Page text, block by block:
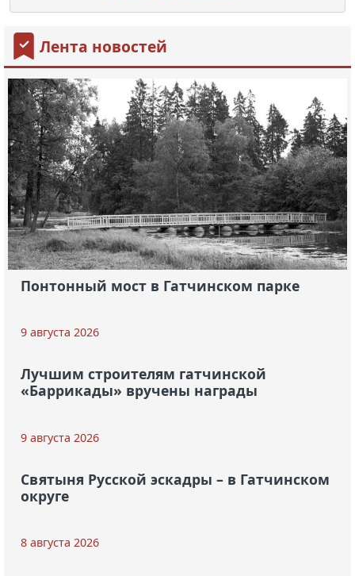
Лента новостей
Понтонный мост в Гатчинском парке
9 августа 2026
Лучшим строителям гатчинской
«Баррикады» вручены награды
9 августа 2026
Святыня Русской эскадры – в Гатчинском
округе
8 августа 2026